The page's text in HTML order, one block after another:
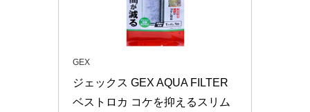
GEX
ジェックス GEX AQUA FILTER
ベストロカ コケを抑えるスリム